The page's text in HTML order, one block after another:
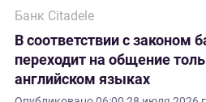
Банк Citadele
В соответствии с законом
переходит на общение
английском языках